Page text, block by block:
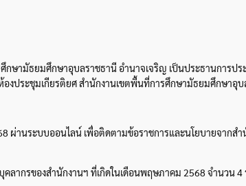
ษามัธยมศึกษาอุบลราชธานี อำนาจเจริญ เป็นประธานการป
ประชุมเกียรติยศ สำนักงานเขตพื้นที่การศึกษามัธยมศึกษาอุบ
ผ่านระบบออนไลน์ เพื่อติดตามข้อราชการและนโยบายจาก
ลากรของสำนักงานฯ ที่เกิดในเดือนพฤษภาคม 2568 จำนวน